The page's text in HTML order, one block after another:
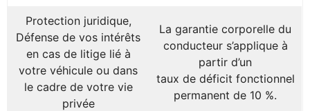
Protection juridique,
Défense de vos intérêts
en cas de litige lié à
votre véhicule ou dans
le cadre de votre vie
privée
La garantie corporelle du
conducteur s’applique à
partir d’un
taux de déficit fonctionnel
permanent de 10 %.